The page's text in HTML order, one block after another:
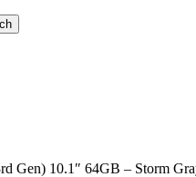
Gen) 10.1″ 64GB – Storm